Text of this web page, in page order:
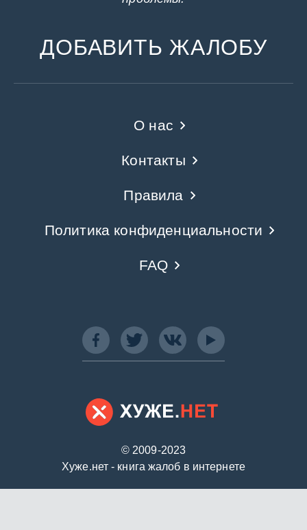
ДОБАВИТЬ ЖАЛОБУ
© 2009-2023
Хуже.нет - книга жалоб в интернете
О нас
Контакты
Правила
Политика конфиденциальности
FAQ